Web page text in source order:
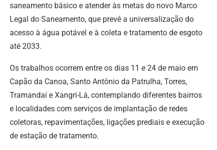
saneamento básico e atender às metas do novo Marco
Legal do Saneamento, que prevê a universalização do
acesso à água potável e à coleta e tratamento de esgoto
até 2033.
Os trabalhos ocorrem entre os dias 11 e 24 de maio em
Capão da Canoa, Santo Antônio da Patrulha, Torres,
Tramandaí e Xangri-Lá, contemplando diferentes bairros
e localidades com serviços de implantação de redes
coletoras, repavimentações, ligações prediais e execução
de estação de tratamento.